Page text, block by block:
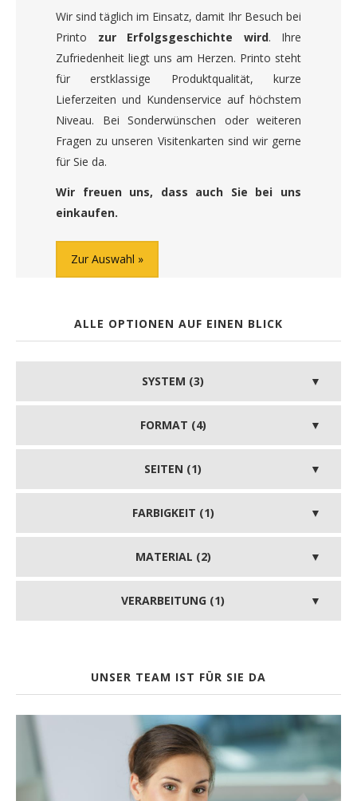
Wir sind täglich im Einsatz, damit Ihr Besuch bei
Printo zur Erfolgsgeschichte wird. Ihre
Zufriedenheit liegt uns am Herzen. Printo steht
für erstklassige Produktqualität, kurze
Lieferzeiten und Kundenservice auf höchstem
Niveau. Bei Sonderwünschen oder weiteren
Fragen zu unseren Visitenkarten sind wir gerne
für Sie da.
Wir freuen uns, dass auch Sie bei uns
einkaufen.
Zur Auswahl
ALLE OPTIONEN AUF EINEN BLICK
SYSTEM (3)
FORMAT (4)
SEITEN (1)
FARBIGKEIT (1)
MATERIAL (2)
VERARBEITUNG (1)
UNSER TEAM IST FÜR SIE DA